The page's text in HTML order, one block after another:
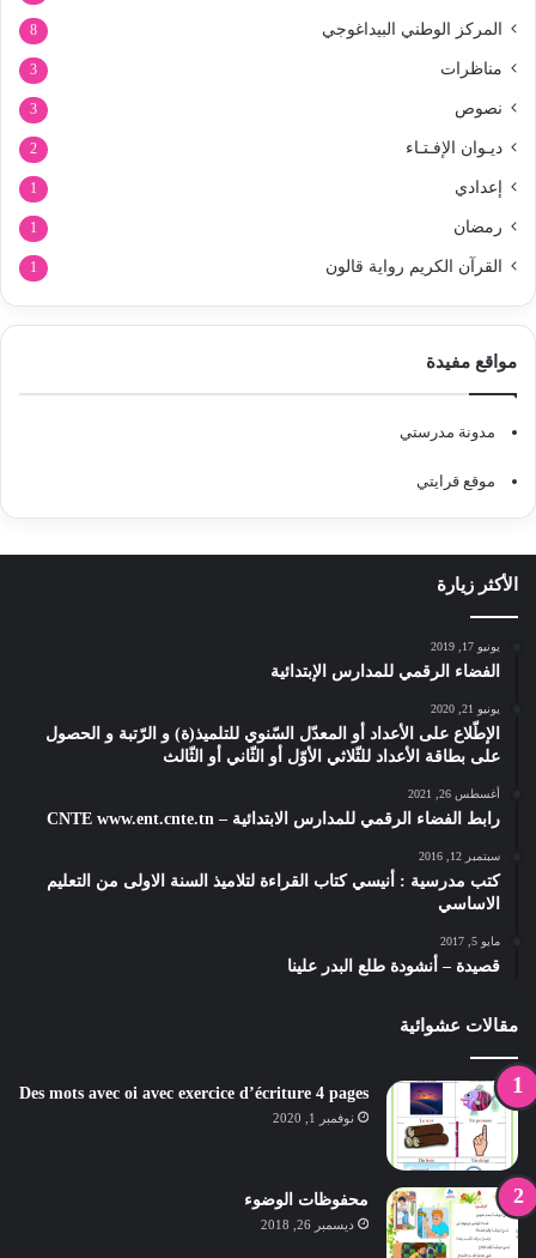
المركز الوطني البيداغوجي 8
مناظرات 3
نصوص 3
ديـوان الإفـتـاء 2
إعدادي 1
رمضان 1
القرآن الكريم رواية قالون 1
مواقع مفيدة
مدونة مدرستي
موقع قرايتي
الأكثر زيارة
يونيو 17, 2019
الفضاء الرقمي للمدارس الإبتدائية
يونيو 21, 2020
الإطّلاع على الأعداد أو المعدّل السّنوي للتلميذ(ة) و الرّتبة و الحصول
على بطاقة الأعداد للثّلاثي الأوّل أو الثّاني أو الثّالث
أغسطس 26, 2021
رابط الفضاء الرقمي للمدارس الابتدائية – CNTE www.ent.cnte.tn
سبتمبر 12, 2016
كتب مدرسية : أنيسي كتاب القراءة لتلاميذ السنة الاولى من التعليم
الاساسي
مايو 5, 2017
قصيدة – أنشودة طلع البدر علينا
مقالات عشوائية
Des mots avec oi avec exercice d’écriture 4 pages
نوفمبر 1, 2020
محفوظات الوضوء
ديسمبر 26, 2018